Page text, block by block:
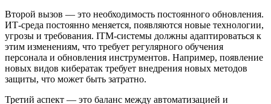
Второй вызов — это необходимость постоянного обновления.
ИТ-среда постоянно меняется, появляются новые технологии,
угрозы и требования. ITM-системы должны адаптироваться к
этим изменениям, что требует регулярного обучения
персонала и обновления инструментов. Например, появление
новых видов кибератак требует внедрения новых методов
защиты, что может быть затратно.
Третий аспект — это баланс между автоматизацией и